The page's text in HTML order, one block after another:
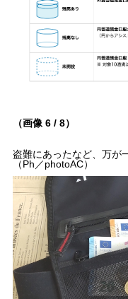
（画像 6 / 8）
盗難にあったなど、万が
（Ph／photoAC）